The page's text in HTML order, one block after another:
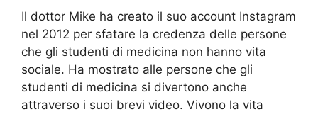
Il dottor Mike ha creato il suo account Instagram
nel 2012 per sfatare la credenza delle persone
che gli studenti di medicina non hanno vita
sociale. Ha mostrato alle persone che gli
studenti di medicina si divertono anche
attraverso i suoi brevi video. Vivono la vita